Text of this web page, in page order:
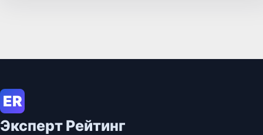
ER
Эксперт Рейтинг